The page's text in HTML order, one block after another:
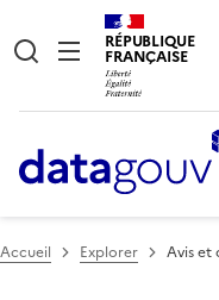
RÉPUBLIQUE
FRANÇAISE
Accueil Explorer Avis et